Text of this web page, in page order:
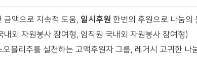
금액으로 지속적 도움, 일시후원 한번의 후원으로 나눔의
내외 자원봉사 참여형, 임직원 국내외 자원봉사 참여형)
오블리주를 실천하는 고액후원자 그룹, 레거시 고귀한 나